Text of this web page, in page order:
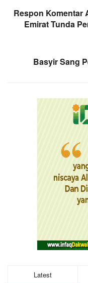
Respon Komentar
Emirat Tunda
Basyir Sang
Latest